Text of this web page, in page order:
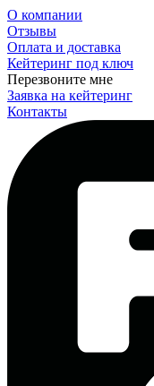
О компании
Отзывы
Оплата и доставка
Кейтеринг под ключ
Перезвоните мне
Заявка на кейтеринг
Контакты